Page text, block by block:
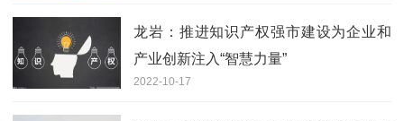
龙岩：推进知识产权强市建设为企业和
产业创新注入“智慧力量”
2022-10-17